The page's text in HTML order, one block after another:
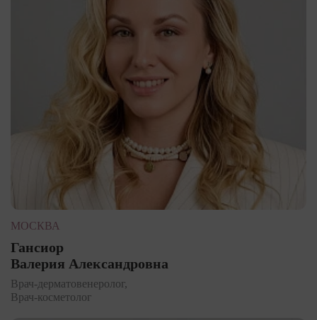
МОСКВА
Гансиор
Валерия Александровна
Врач-дерматовенеролог,
Врач-косметолог